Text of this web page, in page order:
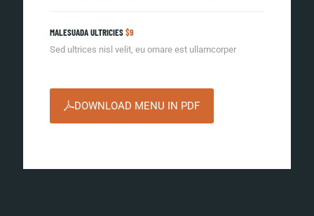
MALESUADA ULTRICIES$9
Sed ultrices nisl velit, eu ornare est ullamcorper
DOWNLOAD MENU IN PDF